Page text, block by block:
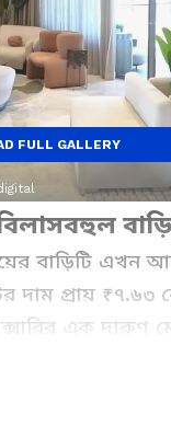
বাড়িটি এখন
দাম প্রায় ₹৭.৬৩
এক দারুণ
FULL GALLERY